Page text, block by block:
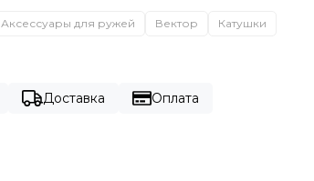
Аксессуары для ружей Вектор Катушки
Доставка Оплата